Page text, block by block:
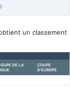
un classement
DE LA
COUPE
D'EUROPE